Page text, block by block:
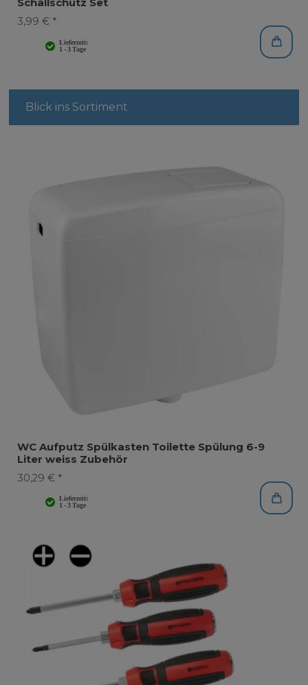
Schallschutz Set
3,99 € *
Blick ins Sortiment
WC Aufputz Spülkasten Toilette Spülung 6-9
Liter weiss Zubehör
30,29 € *